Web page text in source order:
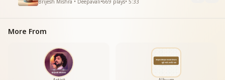
More From